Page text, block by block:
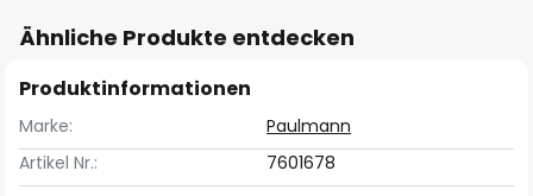
Ähnliche Produkte entdecken
Produktinformationen
Marke:
Paulmann
Artikel Nr.:
7601678